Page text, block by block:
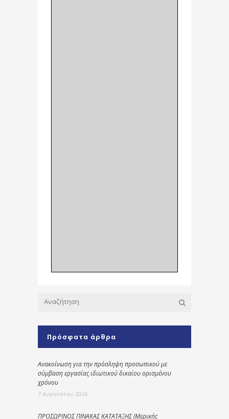
Πρόσφατα άρθρα
Ανακοίνωση για την πρόσληψη προσωπικού με
σύμβαση εργασίας ιδιωτικού δικαίου ορισμένου
χρόνου
7 Αυγούστου 2026
ΠΡΟΣΩΡΙΝΟΣ ΠΙΝΑΚΑΣ ΚΑΤΑΤΑΞΗΣ (Μερικής